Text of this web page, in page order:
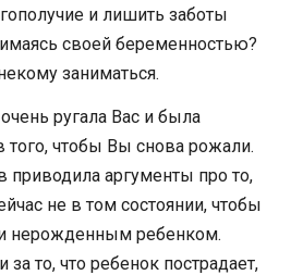
и лишить заботы
своей беременностью?
заниматься.
ругала Вас и была
того, чтобы Вы снова рожали.
приводила аргументы про то,
не в том состоянии, чтобы
нерожденным ребенком.
то, что ребенок пострадает,